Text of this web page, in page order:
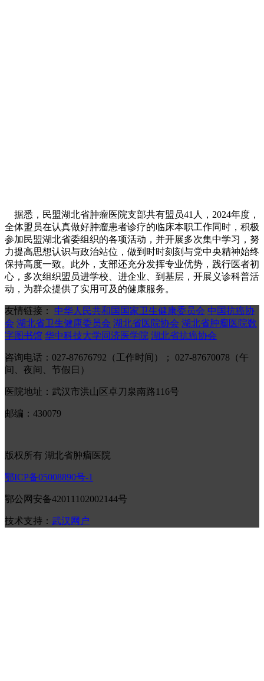
据悉，民盟湖北省肿瘤医院支部共有盟员41人，2024年度，
全体盟员在认真做好肿瘤患者诊疗的临床本职工作同时，积极
参加民盟湖北省委组织的各项活动，并开展多次集中学习，努
力提高思想认识与政治站位，做到时时刻刻与党中央精神始终
保持高度一致。此外，支部还充分发挥专业优势，践行医者初
心，多次组织盟员进学校、进企业、到基层，开展义诊科普活
动，为群众提供了实用可及的健康服务。
友情链接： 中华人民共和国国家卫生健康委员会 中国抗癌协
会 湖北省卫生健康委员会 湖北省医院协会 湖北省肿瘤医院数
字图书馆 华中科技大学同济医学院 湖北省抗癌协会
咨询电话：027-87676792（工作时间）； 027-87670078（午
间、夜间、节假日）
医院地址：武汉市洪山区卓刀泉南路116号
邮编：430079
版权所有 湖北省肿瘤医院
鄂ICP备05008890号-1
鄂公网安备42011102002144号
技术支持： 武汉网户